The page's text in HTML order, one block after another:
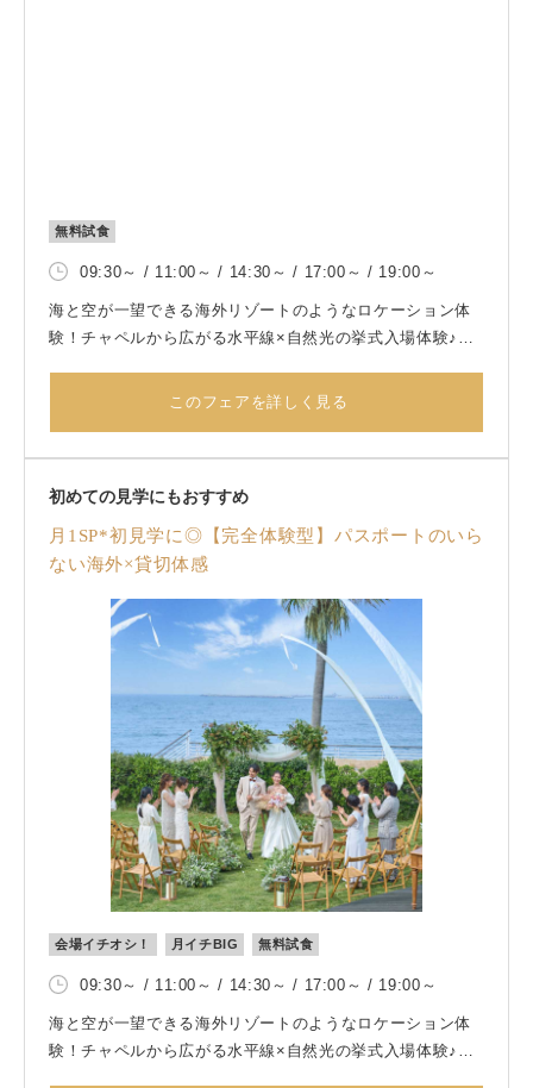
無料試食
09:30～ / 11:00～ / 14:30～ / 17:00～ / 19:00～
海と空が一望できる海外リゾートのようなロケーション体
験！チャペルから広がる水平線×自然光の挙式入場体験♪さ
全てを自由に使える1組貸切ウエディング！1月のご見学カ
このフェアを詳しく見る
初めての見学にもおすすめ
月1SP*初見学に◎【完全体験型】パスポートのいら
ない海外×貸切体感
会場イチオシ！ 月イチBIG 無料試食
09:30～ / 11:00～ / 14:30～ / 17:00～ / 19:00～
海と空が一望できる海外リゾートのようなロケーション体
験！チャペルから広がる水平線×自然光の挙式入場体験♪さ